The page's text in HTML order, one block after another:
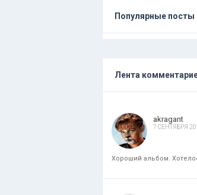
Популярные посты
Лента
akragant
7 СЕНТЯБРЯ
Хороший альбом.